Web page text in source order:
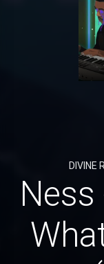
DIVINE